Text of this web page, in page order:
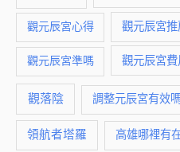
觀元辰宮心得 觀元辰宮推
觀元辰宮準嗎 觀元辰宮費
觀落陰 調整元辰宮有效
領航者塔羅 高雄哪裡有